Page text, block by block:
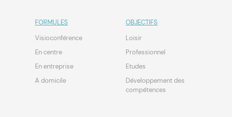
FORMULES
Visioconférence
En centre
En entreprise
A domicile
OBJECTIFS
Loisir
Professionnel
Etudes
Développement des
compétences